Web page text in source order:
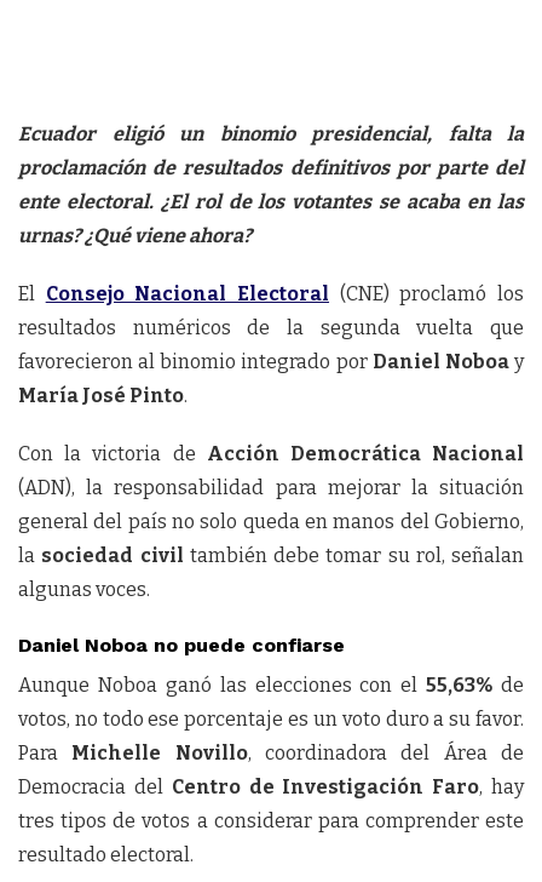
Ecuador eligió un binomio presidencial, falta la
proclamación de resultados definitivos por parte del
ente electoral. ¿El rol de los votantes se acaba en las
urnas? ¿Qué viene ahora?
El Consejo Nacional Electoral (CNE) proclamó los
resultados numéricos de la segunda vuelta que
favorecieron al binomio integrado por Daniel Noboay
María José Pinto.
Con la victoria de Acción Democrática Nacional
(ADN), la responsabilidad para mejorar la situación
general del país no solo queda en manos del Gobierno,
la sociedad civil también debe tomar su rol, señalan
algunas voces.
Daniel Noboa no puede confiarse
Aunque Noboa ganó las elecciones con el55,63% de
votos, no todo ese porcentaje es un voto duro a su favor.
Para Michelle Novillo, coordinadora del Área de
Democracia del Centro de Investigación Faro, hay
tres tipos de votos a considerar para comprender este
resultado electoral.